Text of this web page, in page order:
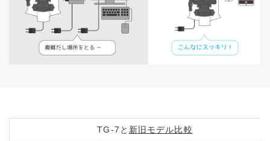
TG-7と 新旧モデル比較